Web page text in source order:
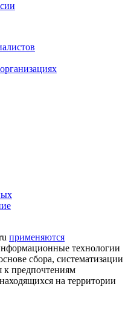
применяются
технологии
сбора, систематизации
к предпочтениям
на территории